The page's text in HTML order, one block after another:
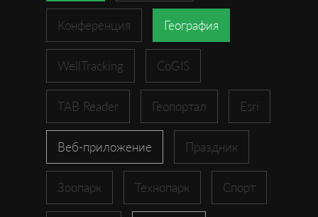
Конференция География
WellTracking CoGIS
TAB Reader Геопортал Esri
Веб-приложение Праздник
Зоопарк Технопарк Спорт